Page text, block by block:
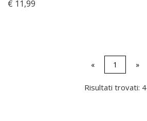
€ 11,99
« 1 »
Risultati trovati: 4